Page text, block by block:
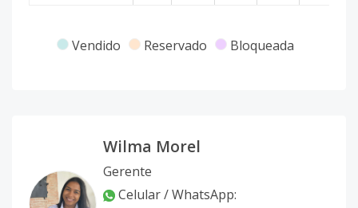
Vendido Reservado Bloqueada
Wilma Morel
Gerente
Celular / WhatsApp: